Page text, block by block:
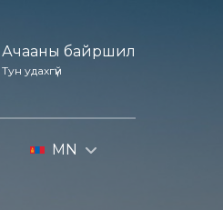
Ачааны байршил
Тун удахгүй
MN